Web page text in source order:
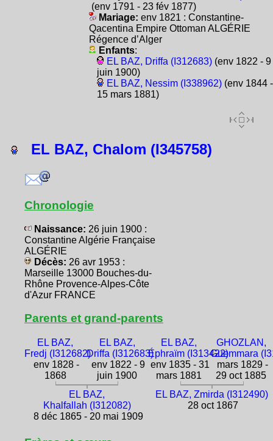
(env 1791 - 23 fév 1877)
Mariage: env 1821 : Constantine-
Qacentina Empire Ottoman ALGÉRIE
Régence d’Alger
Enfants:
EL BAZ, Driffa (I312683)(env 1822 - 9
juin 1900)
EL BAZ, Nessim (I338962)(env 1844 -
15 mars 1881)
EL BAZ, Chalom (I345758)
Chronologie
Naissance: 26 juin 1900 :
Constantine Algérie Française
ALGÉRIE
Décès: 26 avr 1953 :
Marseille 13000 Bouches-du-
Rhône Provence-Alpes-Côte
d'Azur FRANCE
Parents et grand-parents
EL BAZ,
Fredj (I312682)
env 1828 -
1868
EL BAZ,
Driffa (I312683)
env 1822 - 9
juin 1900
EL BAZ,
Éphraïm (I313422)
env 1835 - 31
mars 1881
GHOZLAN,
Guemmara
mars 1829 -
29 oct 1885
EL BAZ,
Khalfallah (I312082)
8 déc 1865 - 20 mai 1909
EL BAZ, Zmirda (I312490)
28 oct 1867